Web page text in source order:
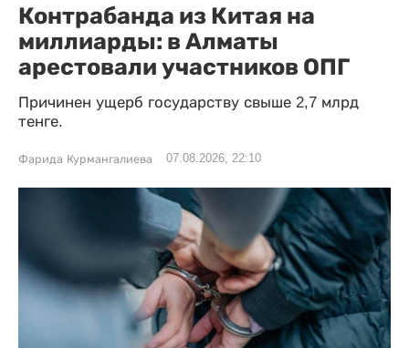
Контрабанда из Китая на
миллиарды: в Алматы
арестовали участников ОПГ
Причинен ущерб государству свыше 2,7 млрд
тенге.
Фарида Курмангалиева 07.08.2026, 22:10